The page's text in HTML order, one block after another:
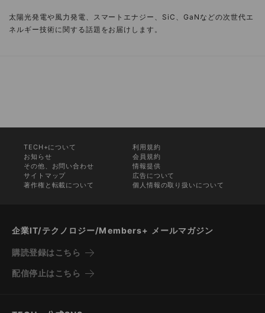
太陽光発電や風力発電、スマートエナジー、SiC、GaNなどの次世代エ
ネルギー技術に関する話題をお届けします。
TECH+について
利用規約
お知らせ
会員規約
その他、お問い合わせ
情報提供
サイトマップ
広告について
著作権と転載について
個人情報の取り扱いについて
企業IT/テクノロジー/Members+ メールマガジン
購読登録はこちら
配信停止はこちら